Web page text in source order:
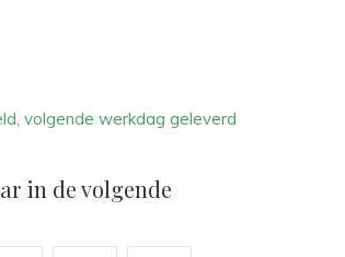
volgende werkdag geleverd
in de volgende